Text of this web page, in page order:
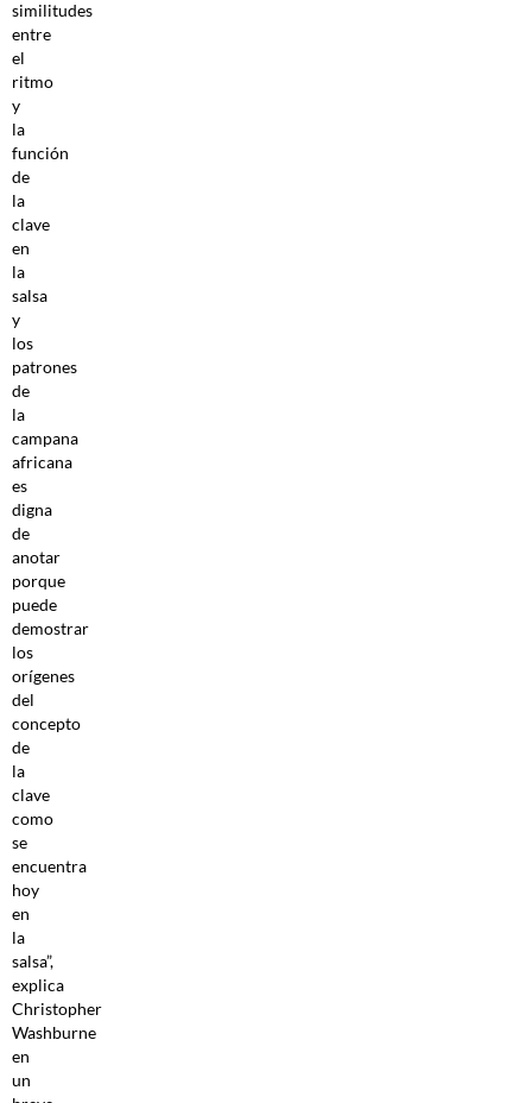
similitudes
entre
el
ritmo
y
la
función
de
la
clave
en
la
salsa
y
los
patrones
de
la
campana
africana
es
digna
de
anotar
porque
puede
demostrar
los
orígenes
del
concepto
de
la
clave
como
se
encuentra
hoy
en
la
salsa”,
explica
Christopher
Washburne
en
un